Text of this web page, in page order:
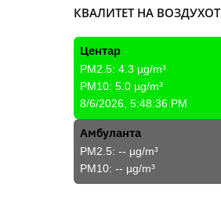
КВАЛИТЕТ НА ВОЗДУХОТ
Центар
PM2.5: 4.3 µg/m³
PM10: 5.0 µg/m³
8/6/2026, 5:48:36 PM
Амбуланта
PM2.5: -- µg/m³
PM10: -- µg/m³